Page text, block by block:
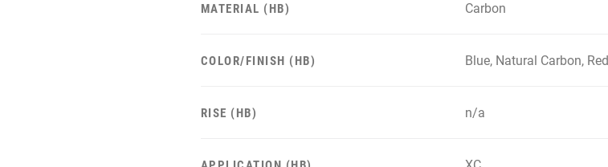
MATERIAL (HB) Carbon
COLOR/FINISH (HB) Blue, Natural Carbon, Red
RISE (HB) n/a